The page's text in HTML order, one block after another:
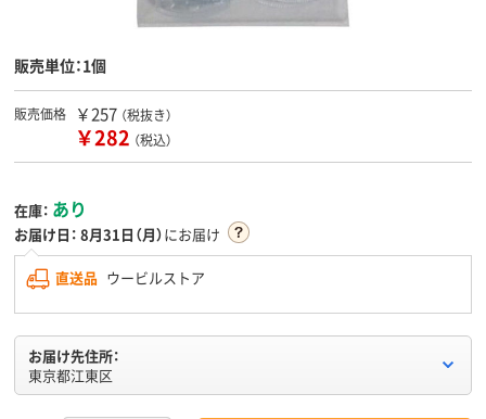
販売単位：1個
販売価格 ￥257 （税抜き）
￥282 （税込）
在庫： あり
お届け日： 8月31日（月）にお届け
直送品 ウービルストア
お届け先住所：
東京都江東区